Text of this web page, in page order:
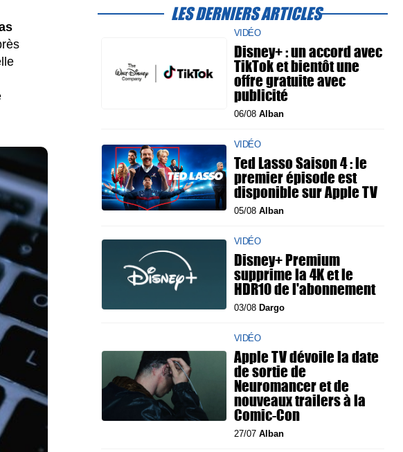
LES DERNIERS ARTICLES
VIDÉO
Disney+ : un accord avec
TikTok et bientôt une
offre gratuite avec
publicité
06/08 Alban
VIDÉO
Ted Lasso Saison 4 : le
premier épisode est
disponible sur Apple TV
05/08 Alban
VIDÉO
Disney+ Premium
supprime la 4K et le
HDR10 de l'abonnement
03/08 Dargo
VIDÉO
Apple TV dévoile la date
de sortie de
Neuromancer et de
nouveaux trailers à la
Comic-Con
27/07 Alban